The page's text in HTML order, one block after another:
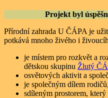
Projekt byl
Přírodní zahrada U ČÁPA je
potkává mnoho živého i
je místem pro rozkvět a
dětskou skupinu Žlutý
osvětových aktivit a
je společným dílem
sdíleným prostorem,